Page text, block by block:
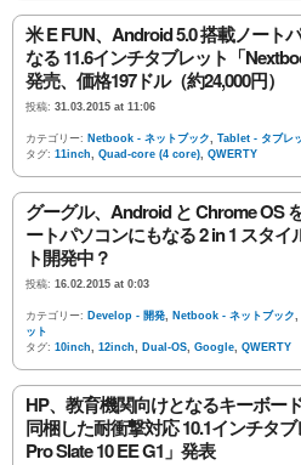
米 E FUN、Android 5.0 搭載ノート
なる 11.6インチタブレット「
発売、価格197ドル（約24,000円）
投稿: 31.03.2015 at 11:06
カテゴリー: Netbook - ネットブック, Tablet - タブレ
タグ: 11inch, Quad-core (4 core), QWERTY
グーグル、Android と Chrome OS
ートパソコンにもなる 2 in 1 スタイ
ト開発中？
投稿: 16.02.2015 at 0:03
カテゴリー: Develop - 開発, Netbook - ネットブック,
ット
タグ: 10inch, 12inch, Dual-OS, Google, QWERTY
HP、教育機関向けとなるキーボー
同梱した耐衝撃対応 10.1インチタ
Pro Slate 10 EE G1」発表